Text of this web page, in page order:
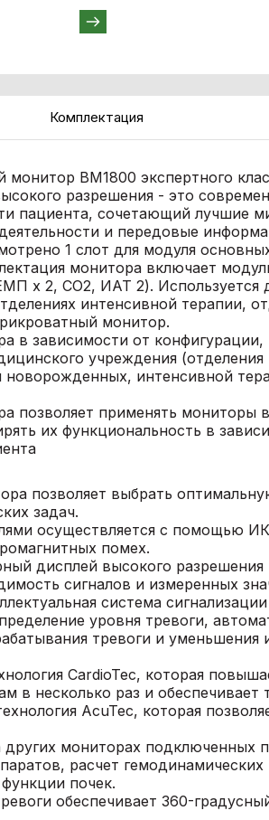
Комплектация
BM1800 экспертного
разрешения - это
пациента, сочетающий лучшие
и передовые
1 слот для модуля
монитора включает
х 2, СО2, ИАТ 2). Используется
интенсивной терапии,
монитор.
в зависимости от конфигурации,
учреждения
интенсивной
позволяет применять мониторы
их функциональность в
позволяет выбрать
задач.
осуществляется с помощью
помех.
дисплей высокого разрешения
сигналов и измеренных
система
уровня тревоги,
тревоги и уменьшения
CardioTec, которая
в несколько раз и обеспечивает
AcuTec, которая
мониторах подключенных
расчет гемодинамических
почек.
обеспечивает 360-